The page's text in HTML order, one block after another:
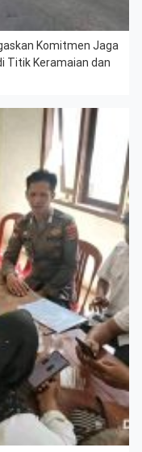
Komitmen Jaga
Titik Keramaian dan